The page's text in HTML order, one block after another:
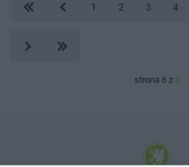
1 2 3 4
strona 6 z 8